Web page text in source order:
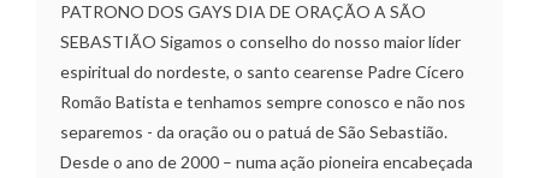
PATRONO DOS GAYS DIA DE ORAÇÃO A SÃO
SEBASTIÃO Sigamos o conselho do nosso maior líder
espiritual do nordeste, o santo cearense Padre Cícero
Romão Batista e tenhamos sempre conosco e não nos
separemos - da oração ou o patuá de São Sebastião.
Desde o ano de 2000 – numa ação pioneira encabeçada